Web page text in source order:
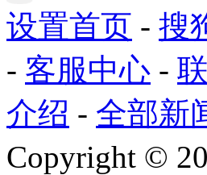
设置首页 - 搜
- 客服中心 -
介绍 - 全部新
Copyright ©